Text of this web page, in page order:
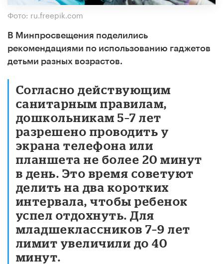
Фото: ru.freepik.com
В Минпросвещения поделились
рекомендациями по использованию гаджетов
детьми разных возрастов.
Согласно действующим
санитарным правилам,
дошкольникам 5–7 лет
разрешено проводить у
экрана телефона или
планшета не более 20 минут
в день. Это время советуют
делить на два коротких
интервала, чтобы ребенок
успел отдохнуть. Для
младшеклассников 7–9 лет
лимит увеличили до 40
минут.